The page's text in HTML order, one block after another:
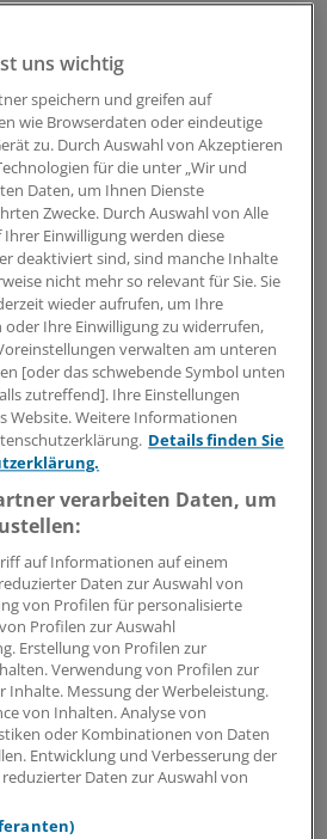
Needed to Treat (NNT)
Patienten, die nach Ablation
Ösophagus ausgebildet hatten,
Ablation versus 8,8 Prozent
als in der
13,6).
war bei 98,4 Prozent der
und bei 27,9 Prozent der
mehr feststellbar; bei 90
aber bei keinem
war die komplette
Metaplasie erreicht.
der Ablationsgruppe kam
unerwünschten Ereignissen. Am
) trat eine Striktur auf, die aber
endoskopischen Dilatation
Wegen der großen Vorteile für
wurde die Studie
zur Ablationsgruppe hohen
bei den Patienten der
niedrigen NNT, um mittels
uns wichtig
speichern und greifen auf
wie Browserdaten oder eindeutige
zu. Durch Auswahl von Akzeptieren
für die unter „Wir und
Daten, um Ihnen Dienste
Zwecke. Durch Auswahl von Alle
Einwilligung werden diese
deaktiviert sind, sind manche Inhalte
nicht mehr so relevant für Sie. Sie
wieder aufrufen, um Ihre
oder Ihre Einwilligung zu widerrufen,
verwalten am unteren
[oder das schwebende Symbol unten
zutreffend]. Ihre Einstellungen
Website. Weitere Informationen
Details finden Sie
verarbeiten Daten, um
auf Informationen auf einem
Daten zur Auswahl von
von Profilen für personalisierte
Profilen zur Auswahl
Erstellung von Profilen zur
Verwendung von Profilen zur
Inhalte. Messung der Werbeleistung.
von Inhalten. Analyse von
oder Kombinationen von Daten
Entwicklung und Verbesserung der
Daten zur Auswahl von